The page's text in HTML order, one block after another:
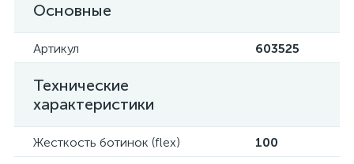
Основные
Артикул 603525
Технические
характеристики
Жесткость ботинок (flex)
100